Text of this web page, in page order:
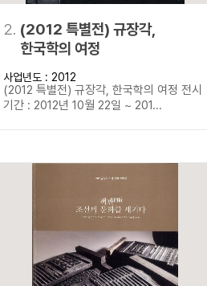
2. (2012 특별전) 규장각,
한국학의 여정
사업년도 : 2012
(2012 특별전) 규장각, 한국학의 여정 전시
기간 : 2012년 10월 22일 ~ 201...